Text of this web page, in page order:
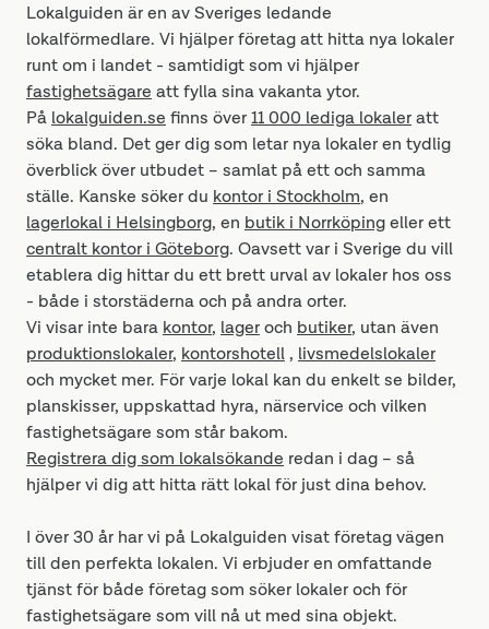
Lokalguiden är en av Sveriges ledande
lokalförmedlare. Vi hjälper företag att hitta nya lokaler
runt om i landet - samtidigt som vi hjälper
fastighetsägare att fylla sina vakanta ytor.
På lokalguiden.se finns över11 000 lediga lokaleratt
söka bland. Det ger dig som letar nya lokaler en tydlig
överblick över utbudet – samlat på ett och samma
ställe. Kanske söker du kontor i Stockholm, en
lagerlokal i Helsingborg, en butik i Norrköpingeller ett
centralt kontor i Göteborg. Oavsett var i Sverige du vill
etablera dig hittar du ett brett urval av lokaler hos oss
- både i storstäderna och på andra orter.
Vi visar inte bara kontor, lageroch butiker, utan även
produktionslokaler, kontorshotell , livsmedelslokaler
och mycket mer. För varje lokal kan du enkelt se bilder,
planskisser, uppskattad hyra, närservice och vilken
fastighetsägare som står bakom.
Registrera dig som lokalsökande redan i dag – så
hjälper vi dig att hitta rätt lokal för just dina behov.
I över 30 år har vi på Lokalguiden visat företag vägen
till den perfekta lokalen. Vi erbjuder en omfattande
tjänst för både företag som söker lokaler och för
fastighetsägare som vill nå ut med sina objekt.